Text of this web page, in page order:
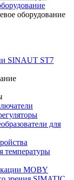
оборудование
SINAUT ST7
для
температуры
MOBY